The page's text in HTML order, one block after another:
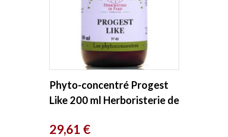
Phyto-concentré Progest
Like 200 ml Herboristerie de
Prix
29,61 €